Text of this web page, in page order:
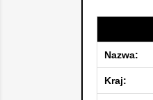
Nazwa:
Kraj: